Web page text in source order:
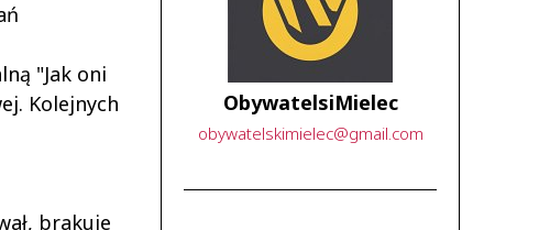
"Jak oni
Kolejnych
brakuje
ObywatelsiMielec
obywatelskimielec@gmail.com